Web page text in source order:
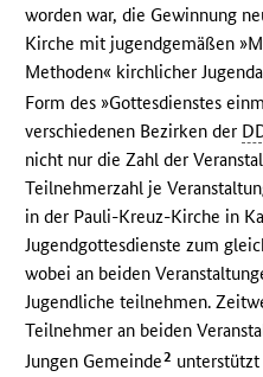
worden war, die Gewinnung
Kirche mit jugendgemäßen
Methoden« kirchlicher
Form des »Gottesdienstes
verschiedenen Bezirken der
nicht nur die Zahl der
Teilnehmerzahl je
in der Pauli-Kreuz-Kirche in
Jugendgottesdienste zum
wobei an beiden
Jugendliche teilnehmen.
Teilnehmer an beiden
Jungen Gemeinde2 unterstützt